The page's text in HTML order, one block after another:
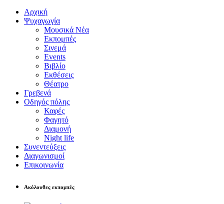
Αρχική
Ψυχαγωγία
Μουσικά Νέα
Εκπομπές
Σινεμά
Events
Βιβλίο
Εκθέσεις
Θέατρο
Γρεβενά
Οδηγός πόλης
Καφές
Φαγητό
Διαμονή
Night life
Συνεντεύξεις
Διαγωνισμοί
Επικοινωνία
Ακόλουθες εκπομπές